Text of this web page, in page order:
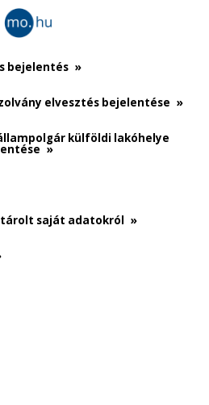
bejelentés »
elvesztés bejelentése »
külföldi lakóhelye
»
saját adatokról »